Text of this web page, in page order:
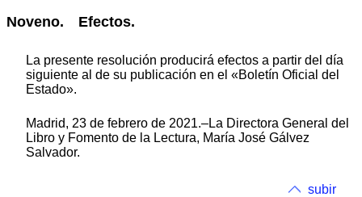
Noveno. Efectos.
La presente resolución producirá efectos a partir del día
siguiente al de su publicación en el «Boletín Oficial del
Estado».
Madrid, 23 de febrero de 2021.–La Directora General del
Libro y Fomento de la Lectura, María José Gálvez
Salvador.
subir